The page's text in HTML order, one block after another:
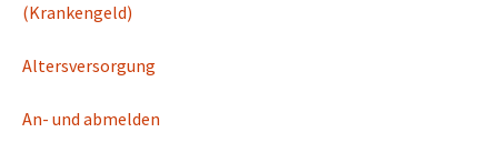
(Krankengeld)
Altersversorgung
An- und abmelden